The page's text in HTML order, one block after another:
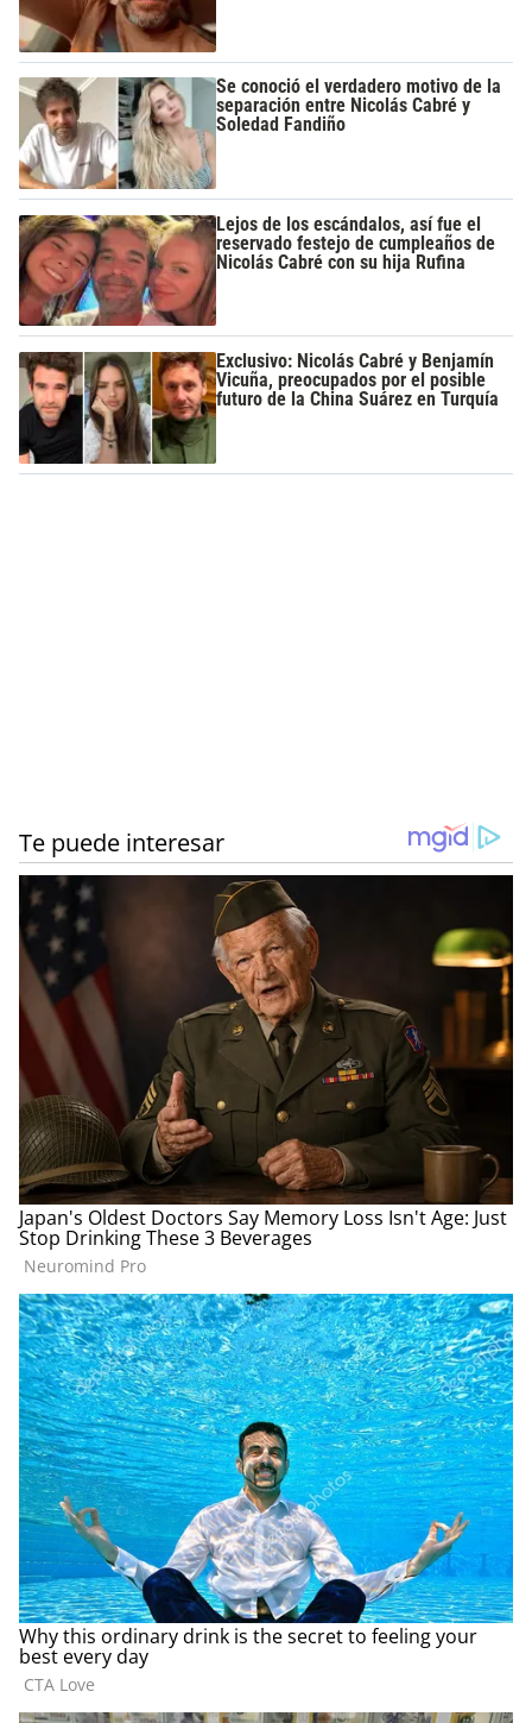
Se conoció el verdadero motivo de la
separación entre Nicolás Cabré y
Soledad Fandiño
Lejos de los escándalos, así fue el
reservado festejo de cumpleaños de
Nicolás Cabré con su hija Rufina
Exclusivo: Nicolás Cabré y Benjamín
Vicuña, preocupados por el posible
futuro de la China Suárez en Turquía